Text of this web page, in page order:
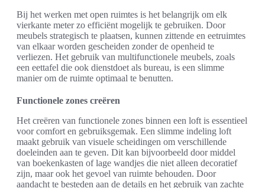
Bij het werken met open ruimtes is het belangrijk om elk
vierkante meter zo efficiënt mogelijk te gebruiken. Door
meubels strategisch te plaatsen, kunnen zittende en eetruimtes
van elkaar worden gescheiden zonder de openheid te
verliezen. Het gebruik van multifunctionele meubels, zoals
een eettafel die ook dienstdoet als bureau, is een slimme
manier om de ruimte optimaal te benutten.
Functionele zones creëren
Het creëren van functionele zones binnen een loft is essentieel
voor comfort en gebruiksgemak. Een slimme indeling loft
maakt gebruik van visuele scheidingen om verschillende
doeleinden aan te geven. Dit kan bijvoorbeeld door middel
van boekenkasten of lage wandjes die niet alleen decoratief
zijn, maar ook het gevoel van ruimte behouden. Door
aandacht te besteden aan de details en het gebruik van zachte